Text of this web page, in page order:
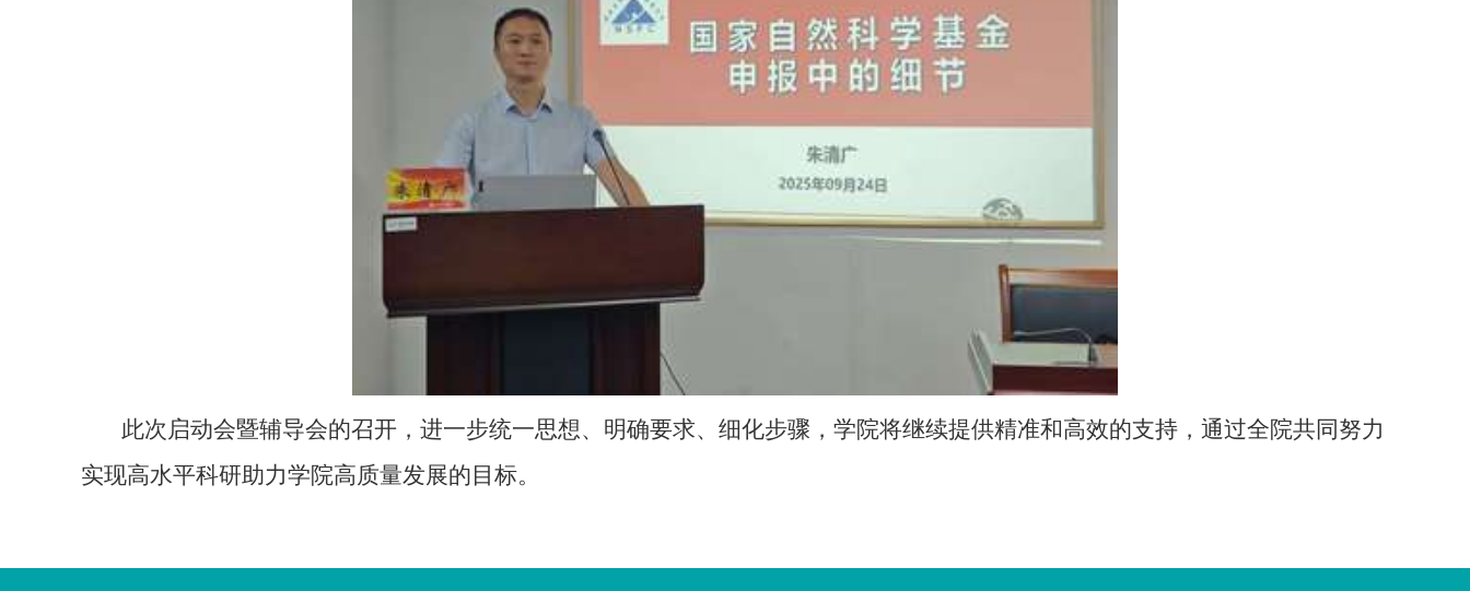
此次启动会暨辅导会的召开，进一步统一思想、明确要求、细化步骤，学院将继续提供精准和高效的支持，通过全院共同努力
实现高水平科研助力学院高质量发展的目标。